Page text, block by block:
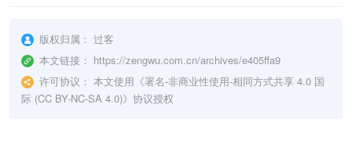
版权归属： 过客
本文链接： https://zengwu.com.cn/archives/e405ffa9
许可协议： 本文使用《署名-非商业性使用-相同方式共享 4.0 国
际 (CC BY-NC-SA 4.0)》协议授权